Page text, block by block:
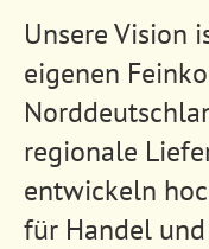
Unsere Vision
eigenen
regionale
entwickeln
für Handel